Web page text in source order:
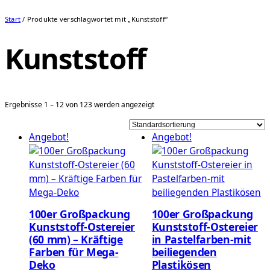
Start / Produkte verschlagwortet mit „Kunststoff“
Kunststoff
Ergebnisse 1 – 12 von 123 werden angezeigt
Angebot!
100er Großpackung
Kunststoff-Ostereier
(60 mm) – Kräftige
Farben für Mega-
Deko
Angebot!
100er Großpackung
Kunststoff-Ostereier
in Pastelfarben-mit
beiliegenden
Plastikösen